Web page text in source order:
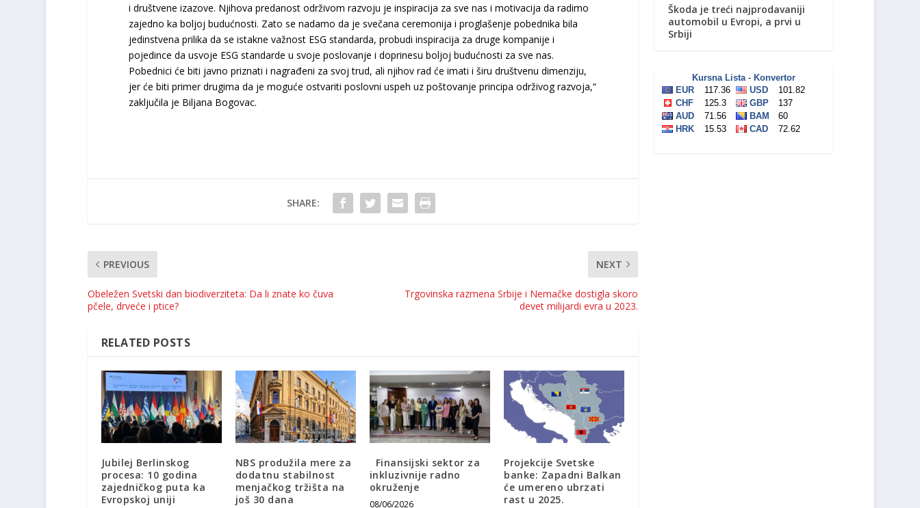
i društvene izazove. Njihova predanost održivom razvoju je inspiracija za sve nas i motivacija da radimo
zajedno ka boljoj budućnosti. Zato se nadamo da je svečana ceremonija i proglašenje pobednika bila
jedinstvena prilika da se istakne važnost ESG standarda, probudi inspiracija za druge kompanije i
pojedince da usvoje ESG standarde u svoje poslovanje i doprinesu boljoj budućnosti za sve nas.
Pobednici će biti javno priznati i nagrađeni za svoj trud, ali njihov rad će imati i širu društvenu dimenziju,
jer će biti primer drugima da je moguće ostvariti poslovni uspeh uz poštovanje principa održivog razvoja,“
zaključila je Biljana Bogovac.
SHARE:
PREVIOUS
Obeležen Svetski dan biodiverziteta: Da li znate ko čuva
pčele, drveće i ptice?
NEXT
Trgovinska razmena Srbije i Nemačke dostigla skoro
devet milijardi evra u 2023.
RELATED POSTS
Jubilej Berlinskog
procesa: 10 godina
zajedničkog puta ka
Evropskoj uniji
NBS produžila mere za
dodatnu stabilnost
menjačkog tržišta na
još 30 dana
Finansijski sektor za
inkluzivnije radno
okruženje
08/06/2026
Projekcije Svetske
banke: Zapadni Balkan
će umereno ubrzati
rast u 2025.
Škoda je treći najprodavaniji
automobil u Evropi, a prvi u
Srbiji